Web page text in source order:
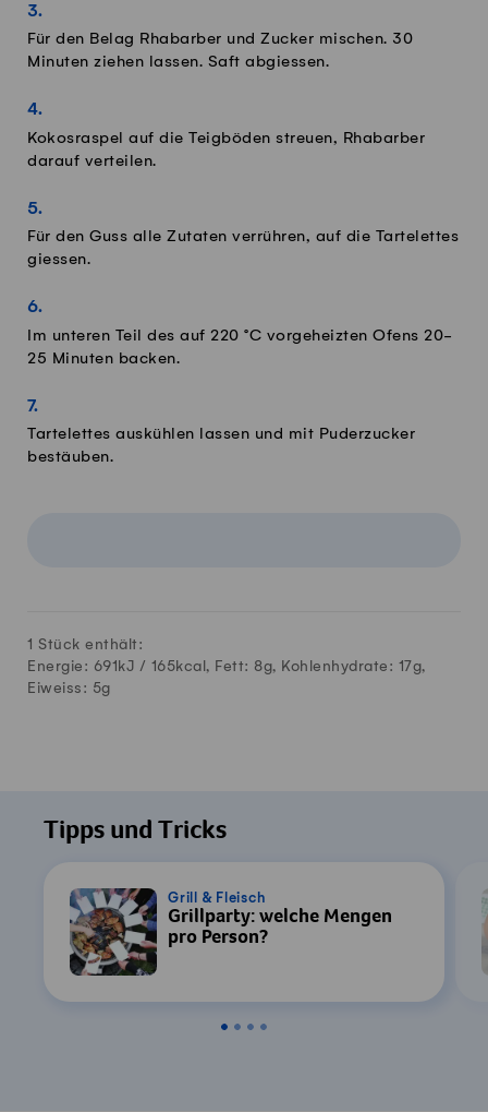
Für den Belag Rhabarber und Zucker mischen. 30
Minuten ziehen lassen. Saft abgiessen.
Kokosraspel auf die Teigböden streuen, Rhabarber
darauf verteilen.
Für den Guss alle Zutaten verrühren, auf die Tartelettes
giessen.
Im unteren Teil des auf 220 °C vorgeheizten Ofens 20-
25 Minuten backen.
Tartelettes auskühlen lassen und mit Puderzucker
bestäuben.
1 Stück enthält:
Energie: 691kJ / 165kcal, Fett: 8g, Kohlenhydrate: 17g,
Eiweiss: 5g
Tipps und Tricks
Grill & Fleisch
Grillparty: welche Mengen
pro Person?